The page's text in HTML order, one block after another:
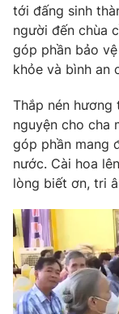
Phim VTV
Hậu trường
Nhân vật
Khán giả
Giải sao mai
Giải trí
Điện ảnh
Sao
Đời sống
Du lịch
Làm đẹp
Chất lượng cuộc
Giáo dục
Tuyển sinh
Học trực tuyến
Công nghệ
Sản phẩm
Thị trường
Tư vấn
Giao lưu trực
Lịch phát sóng
tới đấng sinh
người đến chùa
góp phần bảo
khỏe và bình an
Thắp nén hương
nguyện cho cha
góp phần mang
nước. Cài hoa
lòng biết ơn, tri